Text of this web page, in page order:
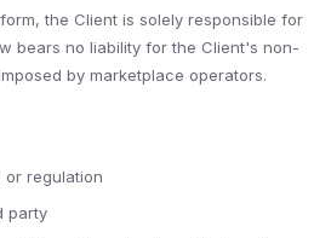
the Client is solely responsible for
bears no liability for the Client's non-
by marketplace operators.
or regulation
party